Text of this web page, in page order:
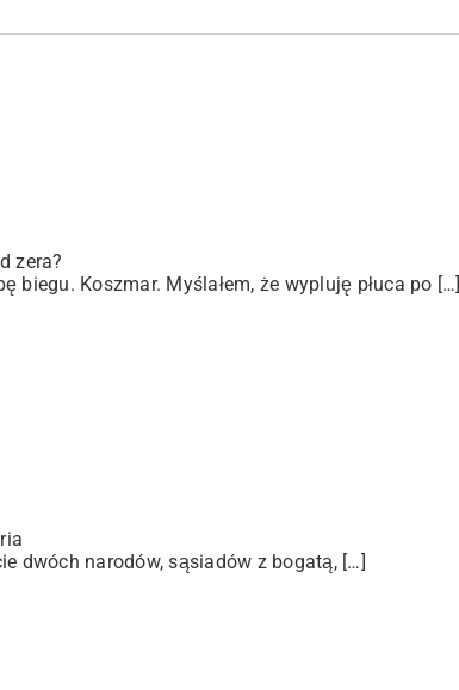
zera?
biegu. Koszmar. Myślałem, że wypluję płuca po […]
dwóch narodów, sąsiadów z bogatą, […]